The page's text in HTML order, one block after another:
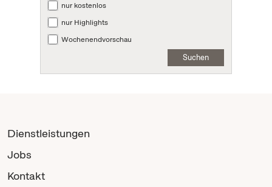
nur kostenlos
nur Highlights
Wochenendvorschau
Suchen
Dienstleistungen
Jobs
Kontakt